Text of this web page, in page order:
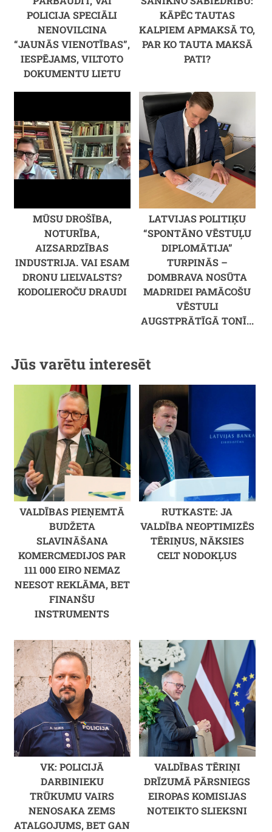
POLICIJA SPECIĀLI
NENOVILCINA
“JAUNĀS VIENOTĪBAS”,
IESPĒJAMS, VILTOTO
DOKUMENTU LIETU
KĀPĒC TAUTAS
KALPIEM APMAKSĀ TO,
PAR KO TAUTA MAKSĀ
PATI?
MŪSU DROŠĪBA,
NOTURĪBA,
AIZSARDZĪBAS
INDUSTRIJA. VAI ESAM
DRONU LIELVALSTS?
KODOLIEROČU DRAUDI
LATVIJAS POLITIĶU
“SPONTĀNO VĒSTUĻU
DIPLOMĀTIJA”
TURPINĀS –
DOMBRAVA NOSŪTA
MADRIDEI PAMĀCOŠU
VĒSTULI
AUGSTPRĀTĪGĀ TONĪ...
Jūs varētu interesēt
VALDĪBAS PIEŅEMTĀ
BUDŽETA
SLAVINĀŠANA
KOMERCMEDIJOS PAR
111 000 EIRO NEMAZ
NEESOT REKLĀMA, BET
FINANŠU
INSTRUMENTS
RUTKASTE: JA
VALDĪBA NEOPTIMIZĒS
TĒRIŅUS, NĀKSIES
CELT NODOKĻUS
VK: POLICIJĀ
DARBINIEKU
TRŪKUMU VAIRS
NENOSAKA ZEMS
ATALGOJUMS, BET GAN
VALDĪBAS TĒRIŅI
DRĪZUMĀ PĀRSNIEGS
EIROPAS KOMISIJAS
NOTEIKTO SLIEKSNI